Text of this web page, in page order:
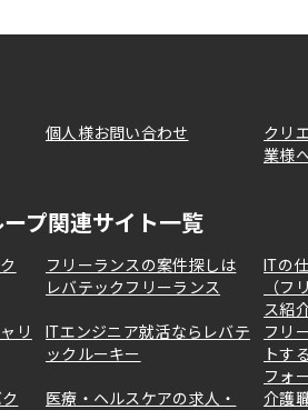
個人様お問い合わせ
クリ
業様
プ関連サイト一覧
フリーランスの案件探しは
レバテックフリーランス
ITの
（フ
ス紹
リ
ITエンジニア就活ならレバテ
ックルーキー
フリ
トす
フォ
医療・ヘルスケアの求人・
介護